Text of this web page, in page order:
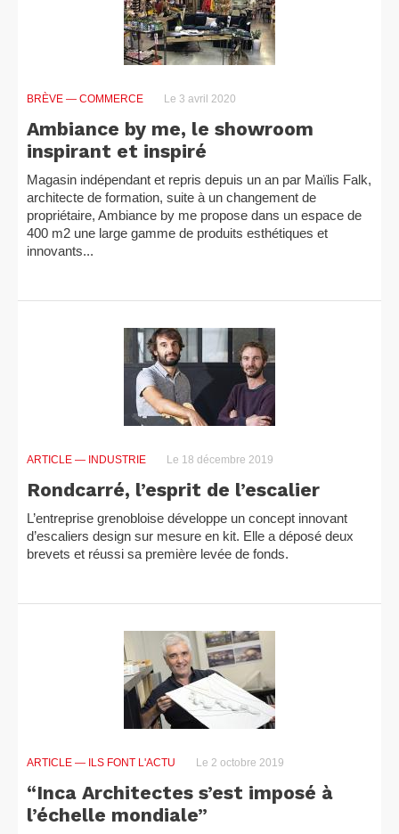
BRÈVE — COMMERCE Le 3 avril 2020
Ambiance by me, le showroom
inspirant et inspiré
Magasin indépendant et repris depuis un an par Maïlis Falk,
architecte de formation, suite à un changement de
propriétaire, Ambiance by me propose dans un espace de
400 m2 une large gamme de produits esthétiques et
innovants...
ARTICLE — INDUSTRIE Le 18 décembre 2019
Rondcarré, l’esprit de l’escalier
L’entreprise grenobloise développe un concept innovant
d’escaliers design sur mesure en kit. Elle a déposé deux
brevets et réussi sa première levée de fonds.
ARTICLE — ILS FONT L'ACTU Le 2 octobre 2019
“Inca Architectes s’est imposé à
l’échelle mondiale”